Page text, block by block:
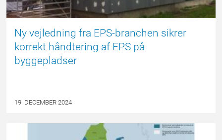
Ny vejledning fra EPS-branchen sikrer
korrekt håndtering af EPS på
byggepladser
19. DECEMBER 2024
EPSBLOGGEN